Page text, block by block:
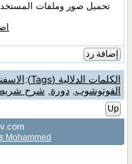
تحميل صور وملفات
إضافة رد
الكلمات الدلالية (Tags) :
الفوتوشوب ,دورة شرح
Up
Mohammed